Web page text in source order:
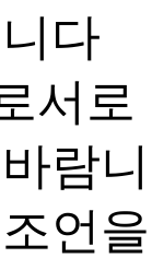
다
서
람
언